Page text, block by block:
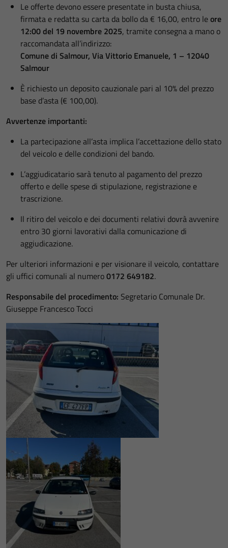
Le offerte devono essere presentate in busta chiusa,
firmata e redatta su carta da bollo da € 16,00, entro leore
12:00 del 19 novembre 2025, tramite consegna a mano o
raccomandata all’indirizzo:
Comune di Salmour, Via Vittorio Emanuele, 1 – 12040
Salmour
È richiesto un deposito cauzionale pari al 10% del prezzo
base d’asta (€ 100,00).
Avvertenze importanti:
La partecipazione all’asta implica l’accettazione dello stato
del veicolo e delle condizioni del bando.
L’aggiudicatario sarà tenuto al pagamento del prezzo
offerto e delle spese di stipulazione, registrazione e
trascrizione.
Il ritiro del veicolo e dei documenti relativi dovrà avvenire
entro 30 giorni lavorativi dalla comunicazione di
aggiudicazione.
Per ulteriori informazioni e per visionare il veicolo, contattare
gli uffici comunali al numero0172 649182.
Responsabile del procedimento: Segretario Comunale Dr.
Giuseppe Francesco Tocci